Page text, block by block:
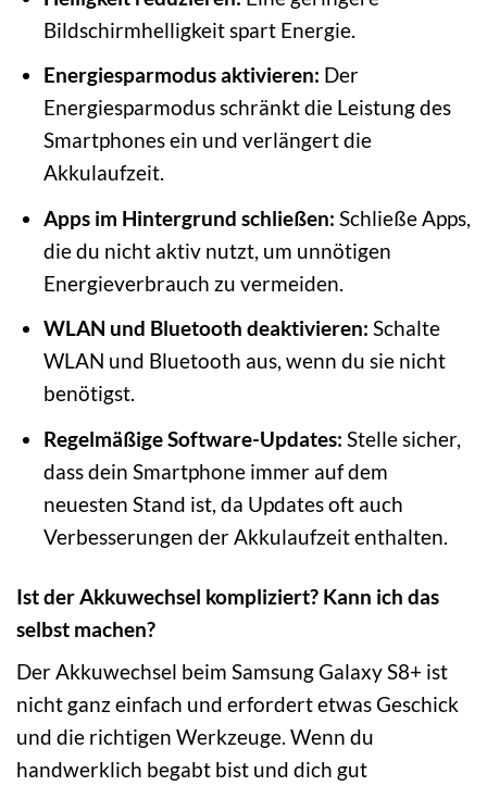
Bildschirmhelligkeit spart Energie.
Energiesparmodus aktivieren: Der
Energiesparmodus schränkt die Leistung des
Smartphones ein und verlängert die
Akkulaufzeit.
Apps im Hintergrund schließen: Schließe Apps,
die du nicht aktiv nutzt, um unnötigen
Energieverbrauch zu vermeiden.
WLAN und Bluetooth deaktivieren: Schalte
WLAN und Bluetooth aus, wenn du sie nicht
benötigst.
Regelmäßige Software-Updates: Stelle sicher,
dass dein Smartphone immer auf dem
neuesten Stand ist, da Updates oft auch
Verbesserungen der Akkulaufzeit enthalten.
Ist der Akkuwechsel kompliziert? Kann ich das
selbst machen?
Der Akkuwechsel beim Samsung Galaxy S8+ ist
nicht ganz einfach und erfordert etwas Geschick
und die richtigen Werkzeuge. Wenn du
handwerklich begabt bist und dich gut